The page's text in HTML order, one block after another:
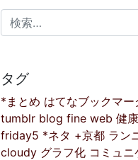
検索:
タグ
*まとめ はてなブックマー
tumblr blog fine web 健康
friday5 *ネタ +京都 ラン
cloudy グラフ化 コミュ